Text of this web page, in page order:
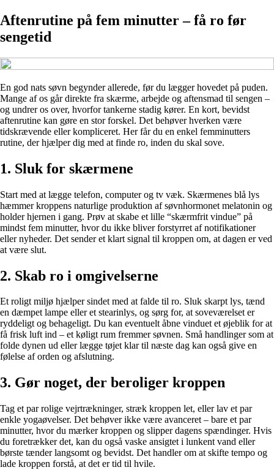
Aftenrutine på fem minutter – få ro før
sengetid
En god nats søvn begynder allerede, før du lægger hovedet på puden.
Mange af os går direkte fra skærme, arbejde og aftensmad til sengen –
og undrer os over, hvorfor tankerne stadig kører. En kort, bevidst
aftenrutine kan gøre en stor forskel. Det behøver hverken være
tidskrævende eller kompliceret. Her får du en enkel femminutters
rutine, der hjælper dig med at finde ro, inden du skal sove.
1. Sluk for skærmene
Start med at lægge telefon, computer og tv væk. Skærmenes blå lys
hæmmer kroppens naturlige produktion af søvnhormonet melatonin og
holder hjernen i gang. Prøv at skabe et lille “skærmfrit vindue” på
mindst fem minutter, hvor du ikke bliver forstyrret af notifikationer
eller nyheder. Det sender et klart signal til kroppen om, at dagen er ved
at være slut.
2. Skab ro i omgivelserne
Et roligt miljø hjælper sindet med at falde til ro. Sluk skarpt lys, tænd
en dæmpet lampe eller et stearinlys, og sørg for, at soveværelset er
ryddeligt og behageligt. Du kan eventuelt åbne vinduet et øjeblik for at
få frisk luft ind – et køligt rum fremmer søvnen. Små handlinger som at
folde dynen ud eller lægge tøjet klar til næste dag kan også give en
følelse af orden og afslutning.
3. Gør noget, der beroliger kroppen
Tag et par rolige vejrtrækninger, stræk kroppen let, eller lav et par
enkle yogaøvelser. Det behøver ikke være avanceret – bare et par
minutter, hvor du mærker kroppen og slipper dagens spændinger. Hvis
du foretrækker det, kan du også vaske ansigtet i lunkent vand eller
børste tænder langsomt og bevidst. Det handler om at skifte tempo og
lade kroppen forstå, at det er tid til hvile.